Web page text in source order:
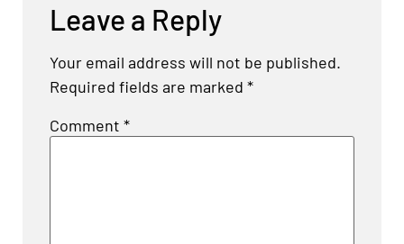
Leave a Reply
Your email address will not be published.
Required fields are marked *
Comment *